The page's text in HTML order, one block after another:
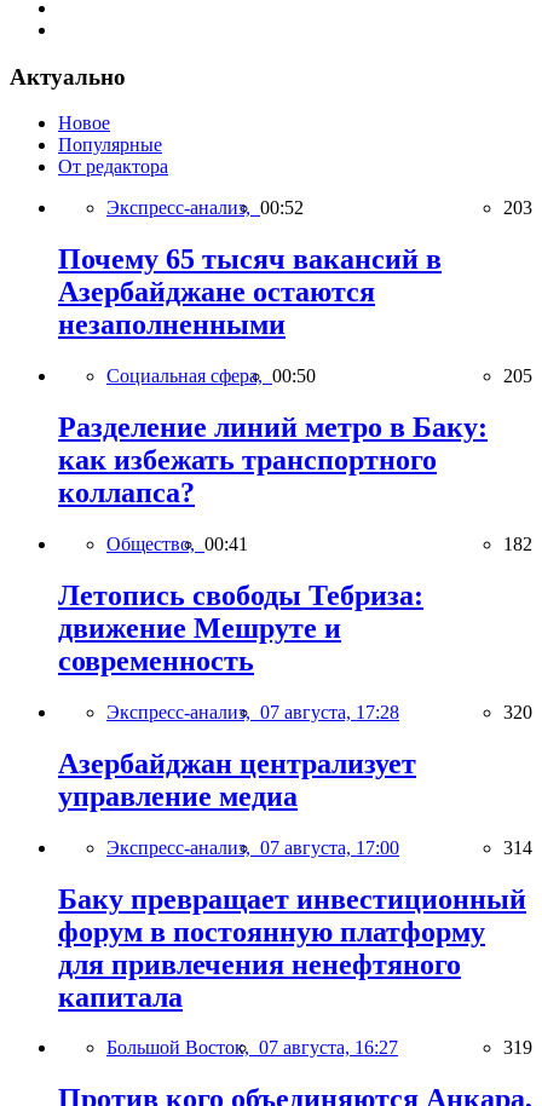
Актуально
Новое
Популярные
От редактора
Экспресс-анализ, 00:52 203
Почему 65 тысяч вакансий в
Азербайджане остаются
незаполненными
Социальная сфера, 00:50 205
Разделение линий метро в Баку:
как избежать транспортного
коллапса?
Общество, 00:41 182
Летопись свободы Тебриза:
движение Мешруте и
современность
Экспресс-анализ, 07 августа, 17:28 320
Азербайджан централизует
управление медиа
Экспресс-анализ, 07 августа, 17:00 314
Баку превращает инвестиционный
форум в постоянную платформу
для привлечения ненефтяного
капитала
Большой Восток, 07 августа, 16:27 319
Против кого объединяются Анкара,